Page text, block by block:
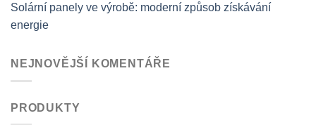
Solární panely ve výrobě: moderní způsob získávání
energie
NEJNOVĚJŠÍ KOMENTÁŘE
PRODUKTY